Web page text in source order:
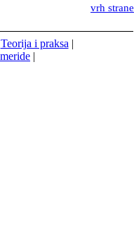
vrh strane
Teorija i praksa |
|